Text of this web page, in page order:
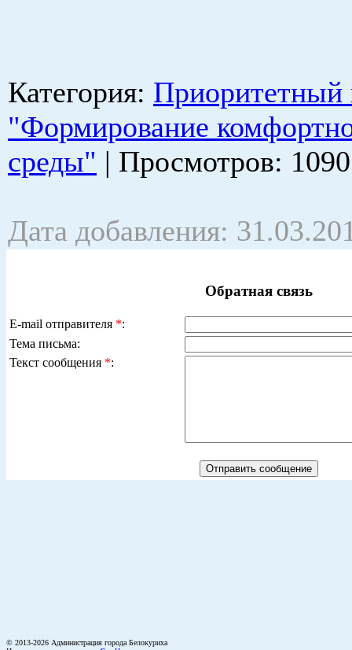
Категория: Приоритетный
"Формирование
среды" | Просмотров: 1090
Дата добавления:
Обратная связь
E-mail отправителя *:
Тема письма:
Текст сообщения *:
© 2013-2026 Администрация города Белокуриха